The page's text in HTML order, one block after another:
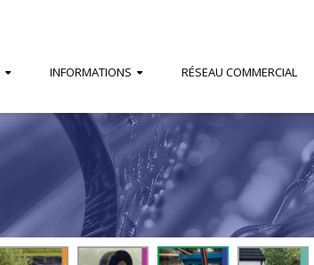
INFORMATIONS RÉSEAU COMMERCIAL